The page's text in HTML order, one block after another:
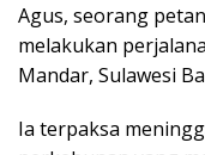
Agus, seorang
melakukan
Mandar, Sulawesi
Ia terpaksa